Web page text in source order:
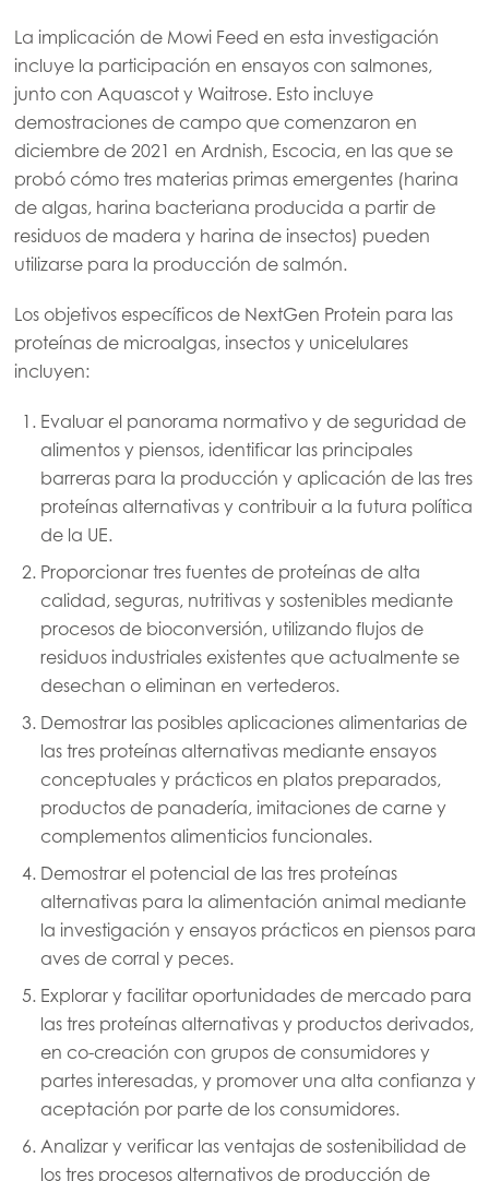
Mowi Global
Asia
Mowi China
Mowi Japan
Mowi Korea
Mowi Taiwan
Europe
Mowi Belgium (FR)
Mowi Belgium (NL)
Mowi Czechia (CZ)
Mowi Czechia (EN)
Mowi Faroe Islands
La implicación de Mowi Feed en esta investigación
incluye la participación en ensayos con salmones,
junto con Aquascot y Waitrose. Esto incluye
demostraciones de campo que comenzaron en
diciembre de 2021 en Ardnish, Escocia, en las que se
probó cómo tres materias primas emergentes (harina
de algas, harina bacteriana producida a partir de
residuos de madera y harina de insectos) pueden
utilizarse para la producción de salmón.
Los objetivos específicos de NextGen Protein para las
proteínas de microalgas, insectos y unicelulares
incluyen:
Evaluar el panorama normativo y de seguridad de
alimentos y piensos, identificar las principales
barreras para la producción y aplicación de las tres
proteínas alternativas y contribuir a la futura política
de la UE.
Proporcionar tres fuentes de proteínas de alta
calidad, seguras, nutritivas y sostenibles mediante
procesos de bioconversión, utilizando flujos de
residuos industriales existentes que actualmente se
desechan o eliminan en vertederos.
Demostrar las posibles aplicaciones alimentarias de
las tres proteínas alternativas mediante ensayos
conceptuales y prácticos en platos preparados,
productos de panadería, imitaciones de carne y
complementos alimenticios funcionales.
Demostrar el potencial de las tres proteínas
alternativas para la alimentación animal mediante
la investigación y ensayos prácticos en piensos para
aves de corral y peces.
Explorar y facilitar oportunidades de mercado para
las tres proteínas alternativas y productos derivados,
en co-creación con grupos de consumidores y
partes interesadas, y promover una alta confianza y
aceptación por parte de los consumidores.
Analizar y verificar las ventajas de sostenibilidad de
los tres procesos alternativos de producción de